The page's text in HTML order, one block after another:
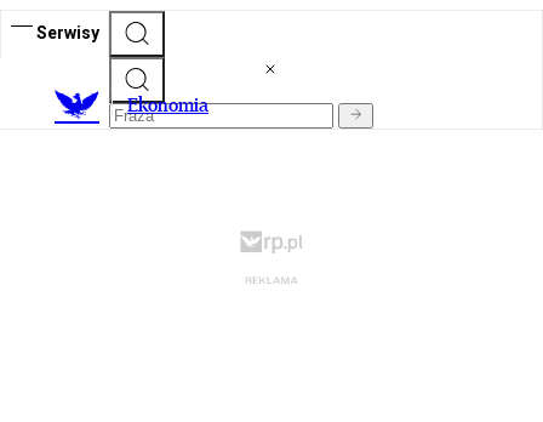
Serwisy
Ekonomia